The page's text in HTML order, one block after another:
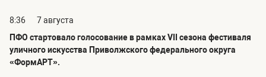
8:36
7 августа
ПФО стартовало голосование в рамках VII сезона фестиваля
уличного искусства Приволжского федерального округа
«ФормАРТ».